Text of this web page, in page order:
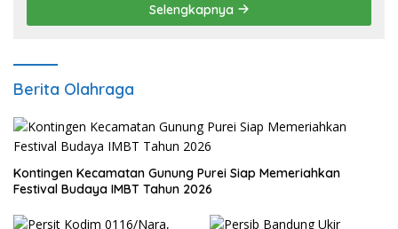
Selengkapnya
Berita Olahraga
Kontingen Kecamatan Gunung Purei Siap Memeriahkan
Festival Budaya IMBT Tahun 2026